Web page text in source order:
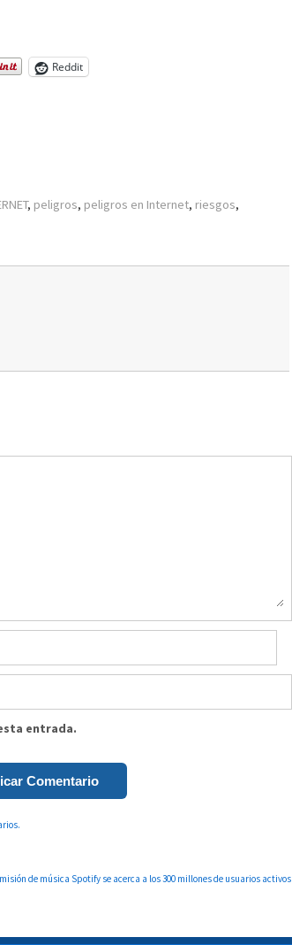
Reddit
, peligros, peligros en Internet, riesgos,
entrada.
de música Spotify se acerca a los 300 millones de usuarios activos